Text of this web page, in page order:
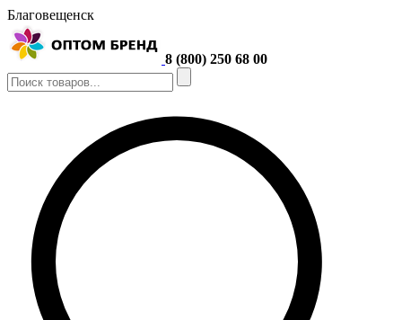
Благовещенск
8 (800) 250 68 00